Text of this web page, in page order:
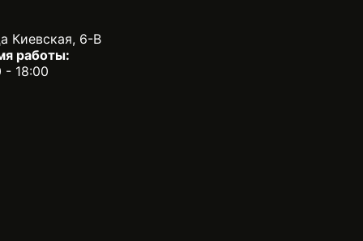
Киевская, 6-В
работы:
- 18:00